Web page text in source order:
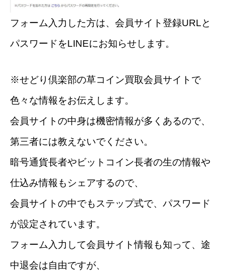
フォーム入力した方は、会員サイト登録URLと
パスワードをLINEにお知らせします。
※せどり倶楽部の草コイン買取会員サイトで
色々な情報をお伝えします。
会員サイトの中身は機密情報が多くあるので、
第三者には教えないでください。
暗号通貨長者やビットコイン長者の生の情報や
仕込み情報もシェアするので、
会員サイトの中でもステップ式で、パスワード
が設定されています。
フォーム入力して会員サイト情報も知って、途
中退会は自由ですが、